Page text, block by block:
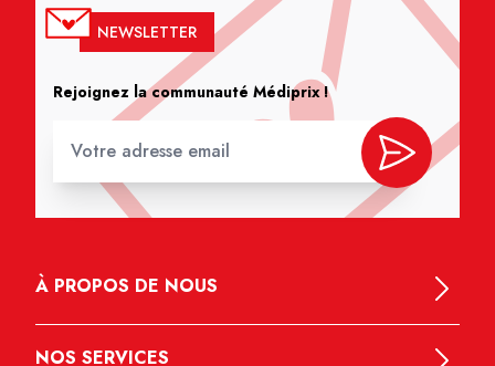
NEWSLETTER
Rejoignez la communauté Médiprix !
À PROPOS DE NOUS
NOS SERVICES